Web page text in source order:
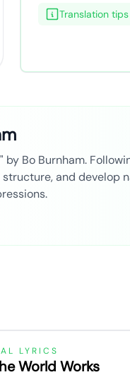
Translation tips
Bo Burnham.
and develop
LYRICS
World Works